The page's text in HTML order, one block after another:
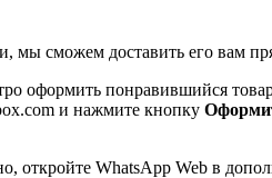
мы сможем доставить его вам
оформить понравившийся
и нажмите кнопку
откройте WhatsApp Web в